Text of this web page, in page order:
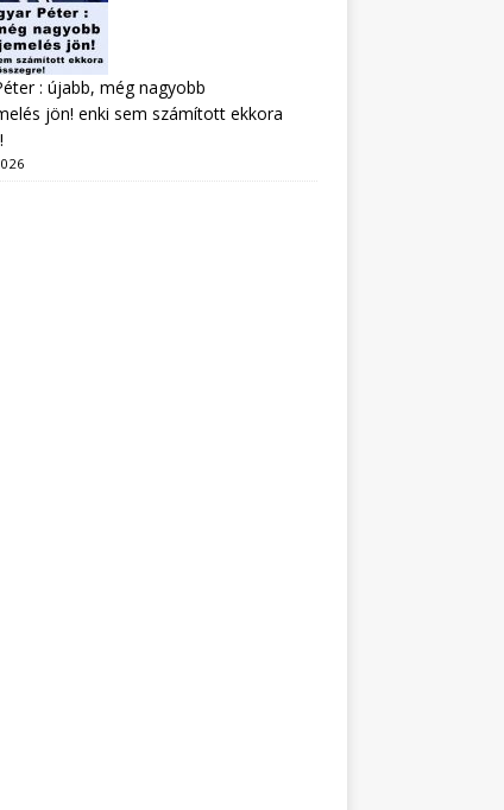
: újabb, még nagyobb
jön! enki sem számított ekkora